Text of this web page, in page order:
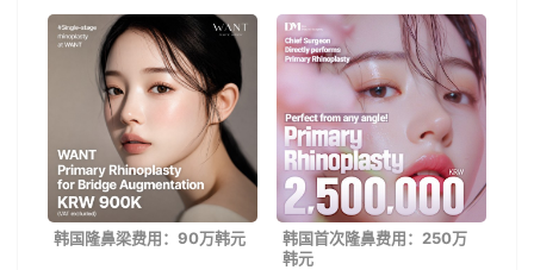
韩国隆鼻梁费用：90万韩元
韩国首次隆鼻费用：250万
韩元